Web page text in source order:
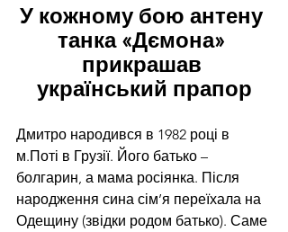
У кожному бою антену
танка «Дємона»
прикрашав
український прапор
Дмитро народився в 1982 році в
м.Поті в Грузії. Його батько –
болгарин, а мама росіянка. Після
народження сина сім’я переїхала на
Одещину (звідки родом батько). Саме